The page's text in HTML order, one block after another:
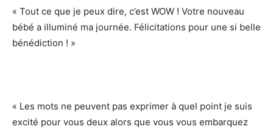
« Tout ce que je peux dire, c’est WOW ! Votre nouveau
bébé a illuminé ma journée. Félicitations pour une si belle
bénédiction ! »
« Les mots ne peuvent pas exprimer à quel point je suis
excité pour vous deux alors que vous vous embarquez